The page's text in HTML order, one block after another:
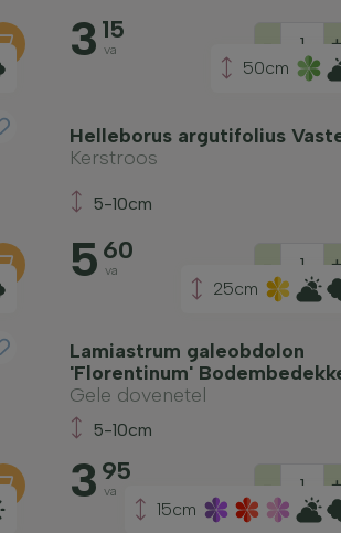
3 15
va -
50cm
Helleborus argutifolius
Kerstroos
5-10cm
5 60
va -
25cm
Lamiastrum galeobdolon
'Florentinum'
Gele dovenetel
5-10cm
3 95
va -
15cm